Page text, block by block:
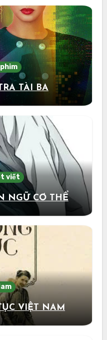
TÀI BA
viết
NGỮ CƠ THỂ
VIỆT NAM